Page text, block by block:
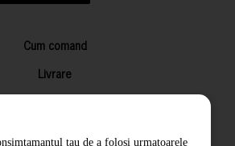
Cum comand
Livrare
Returnarea produselor
tau de a folosi urmatoarele